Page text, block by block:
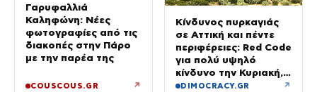
Γαρυφαλλιά
Καληφώνη: Νέες
φωτογραφίες από τις
διακοπές στην Πάρο
με την παρέα της
COUSCOUS.GR ↗
Κίνδυνος πυρκαγιάς
σε Αττική και πέντε
περιφέρειες: Red Code
για πολύ υψηλό
κίνδυνο την Κυριακή,
με μελτέμια έως 8
DIMOCRACY.GR ↗